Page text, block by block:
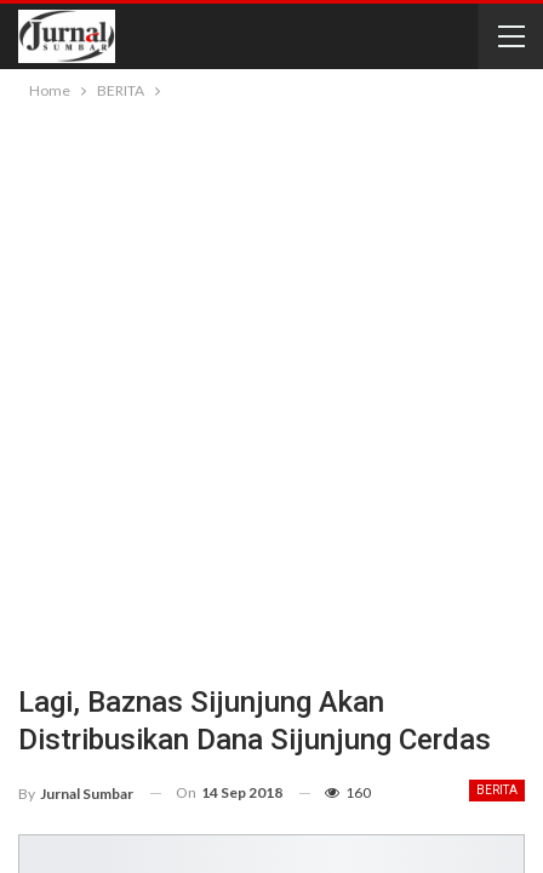
Home BERITA
Lagi, Baznas Sijunjung Akan
Distribusikan Dana Sijunjung Cerdas
BERITA
By Jurnal Sumbar On 14 Sep 2018 160